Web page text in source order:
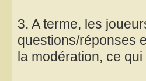
3. A terme, les
questions/réponses
la modération, ce